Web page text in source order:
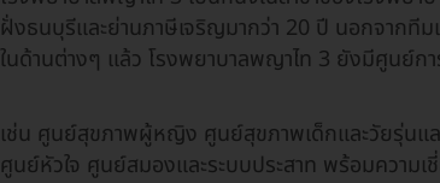
ฝั่งธนบุรีและย่านภาษีเจริญมากว่า 20 ปี นอกจากที
ในด้านต่างๆ แล้ว โรงพยาบาลพญาไท 3 ยังมีศูนย์ก
เช่น ศูนย์สุขภาพผู้หญิง ศูนย์สุขภาพเด็กและวัยรุ่นแ
ศูนย์หัวใจ ศูนย์สมองและระบบประสาท พร้อมควา